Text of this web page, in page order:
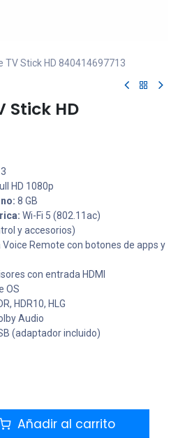
TV Stick HD 840414697713
Stick HD
HD 1080p
8 GB
Wi-Fi 5 (802.11ac)
y accesorios)
Voice Remote con botones de apps y
con entrada HDMI
OS
HDR10, HLG
Audio
(adaptador incluido)
Añadir al carrito